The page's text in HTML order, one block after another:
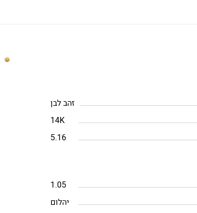
זהב לבן
14K
5.16
1.05
יהלום